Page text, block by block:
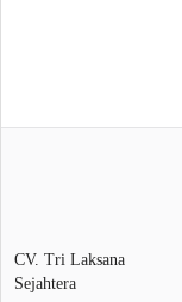
CV. Tri Laksana
Sejahtera